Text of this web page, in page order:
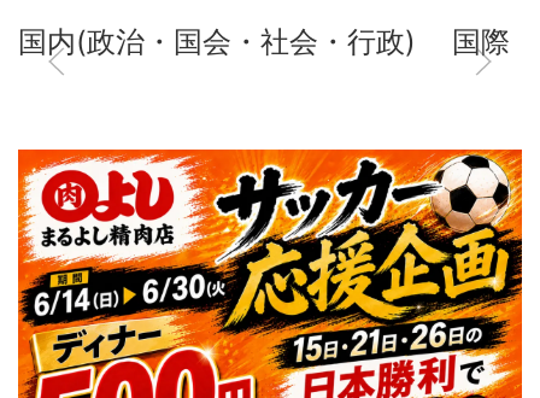
国内(政治・国会・社会・行政) 国際